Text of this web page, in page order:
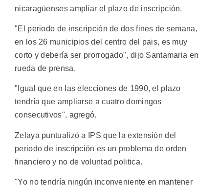
nicaragüenses ampliar el plazo de inscripción.
"El periodo de inscripción de dos fines de semana,
en los 26 municipios del centro del pais, es muy
corto y debería ser prorrogado", dijo Santamaria en
rueda de prensa.
"Igual que en las elecciones de 1990, el plazo
tendría que ampliarse a cuatro domingos
consecutivos", agregó.
Zelaya puntualizó a IPS que la extensión del
periodo de inscripción es un problema de orden
financiero y no de voluntad politica.
"Yo no tendría ningún inconveniente en mantener